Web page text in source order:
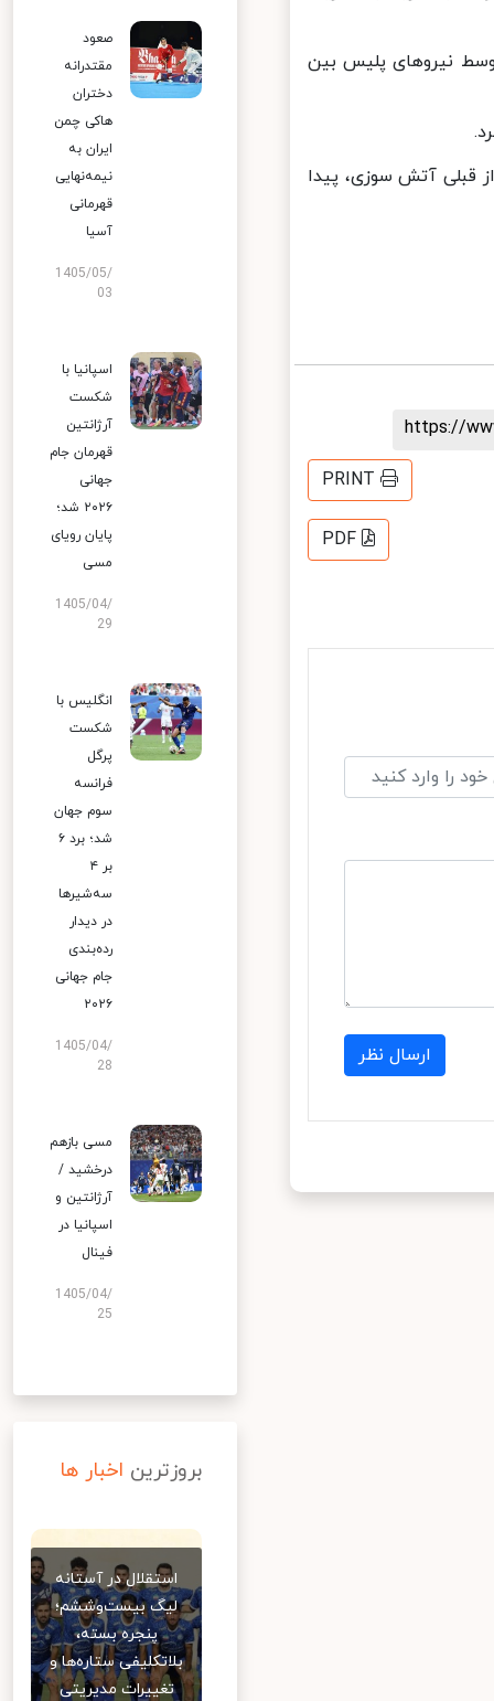
نیروهای پلیس بین
آتش سوزی، پیدا
https://
PRINT
PDF
ارسال نظر
صعود
مقتدرانه
دختران
هاکی چمن
ایران به
نیمه‌نهایی
قهرمانی
آسیا
1405/05/
03
اسپانیا با
شکست
آرژانتین
قهرمان جام
جهانی
۲۰۲۶ شد؛
پایان رویای
مسی
1405/04/
29
انگلیس با
شکست
پرگل
فرانسه
سوم جهان
شد؛ برد ۶
بر ۴
سه‌شیرها
در دیدار
رده‌بندی
جام جهانی
۲۰۲۶
1405/04/
28
مسی بازهم
درخشید /
آرژانتین و
اسپانیا در
فینال
1405/04/
25
بروزترین اخبار ها
استقلال در آستانه
لیگ بیست‌وششم؛
پنجره بسته،
بلاتکلیفی ستاره‌ها و
تغییرات مدیریتی